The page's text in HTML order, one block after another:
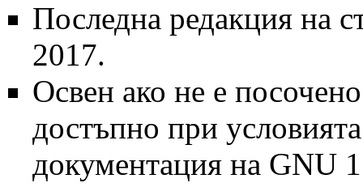
Последна редакция на
2017.
Освен ако не е
достъпно при
документация на GNU